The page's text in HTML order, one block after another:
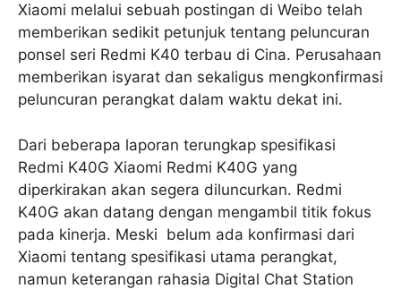
Xiaomi melalui sebuah postingan di Weibo telah
memberikan sedikit petunjuk tentang peluncuran
ponsel seri Redmi K40 terbau di Cina. Perusahaan
memberikan isyarat dan sekaligus mengkonfirmasi
peluncuran perangkat dalam waktu dekat ini.
Dari beberapa laporan terungkap spesifikasi
Redmi K40G Xiaomi Redmi K40G yang
diperkirakan akan segera diluncurkan. Redmi
K40G akan datang dengan mengambil titik fokus
pada kinerja. Meski belum ada konfirmasi dari
Xiaomi tentang spesifikasi utama perangkat,
namun keterangan rahasia Digital Chat Station